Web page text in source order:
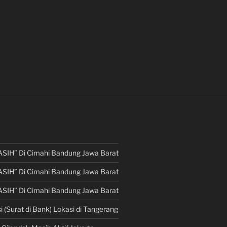
Di Cimahi Bandung Jawa Barat
Di Cimahi Bandung Jawa Barat
Di Cimahi Bandung Jawa Barat
(Surat di Bank) Lokasi di Tangerang